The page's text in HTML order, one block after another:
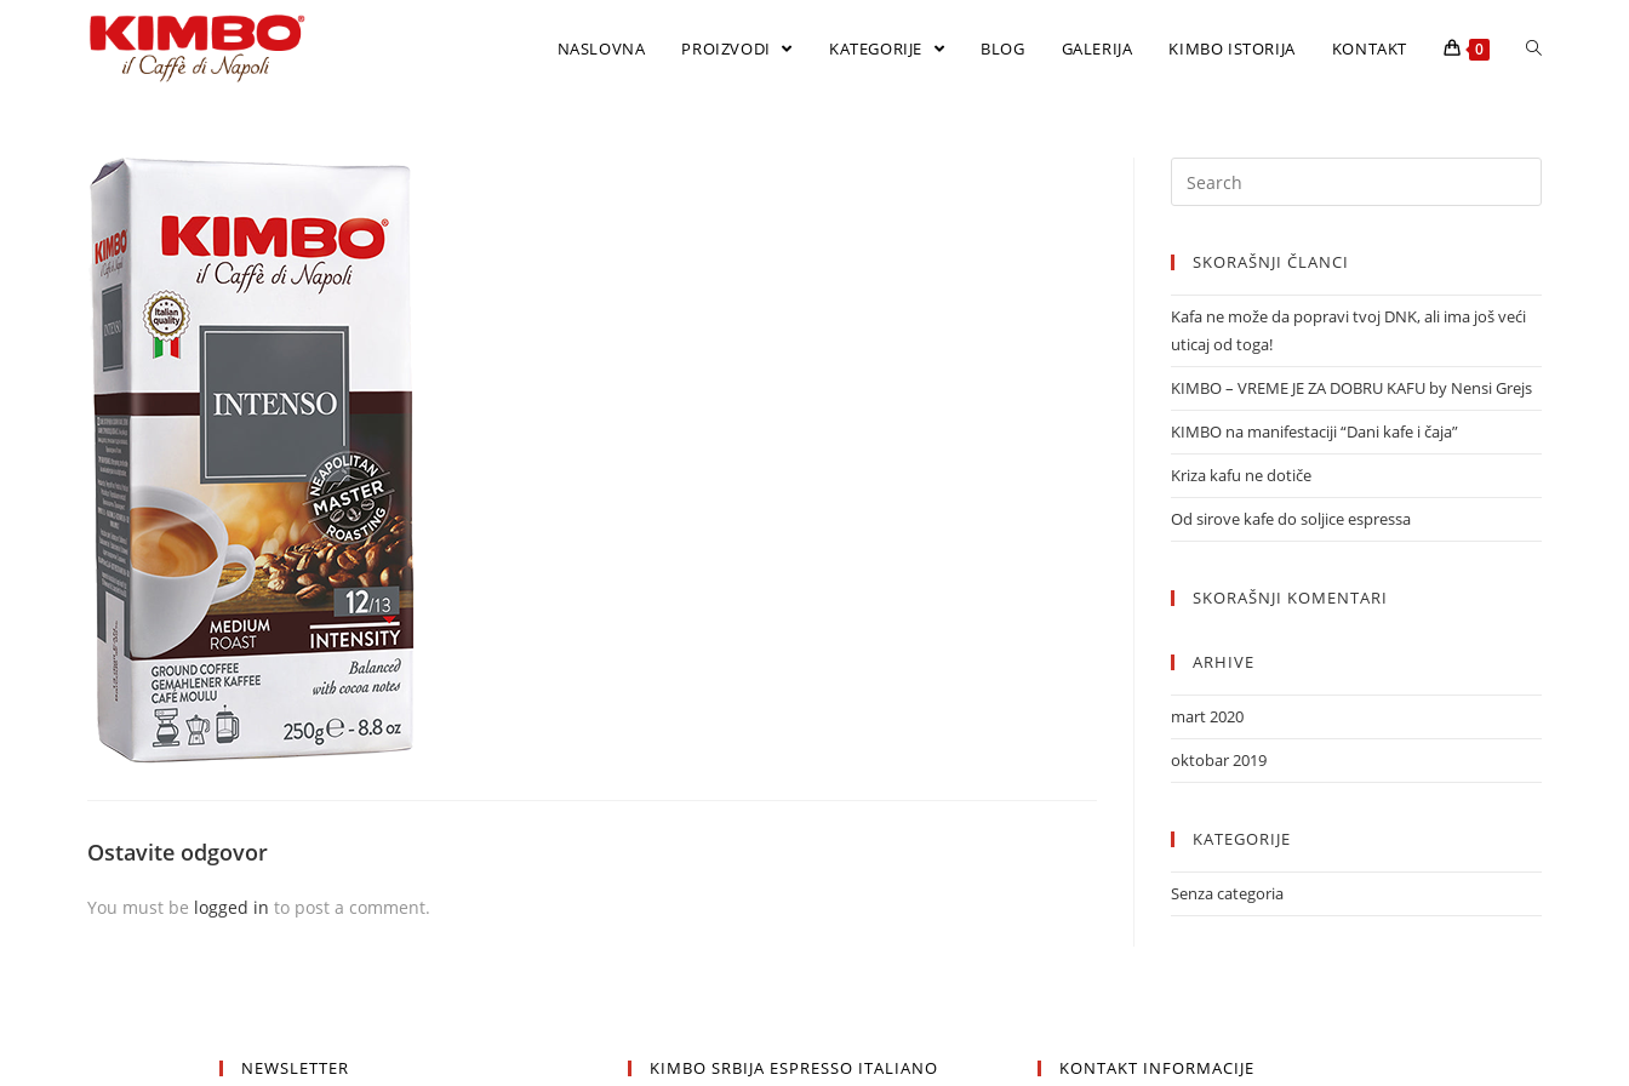
NASLOVNA PROIZVODI KATEGORIJE BLOG GALERIJA KIMBO ISTORIJA KONTAKT 0
Ostavite odgovor
You must be logged in to post a comment.
SKORAŠNJI ČLANCI
Kafa ne može da popravi tvoj DNK, ali ima još veći
uticaj od toga!
KIMBO – VREME JE ZA DOBRU KAFU by Nensi Grejs
KIMBO na manifestaciji “Dani kafe i čaja”
Kriza kafu ne dotiče
Od sirove kafe do soljice espressa
SKORAŠNJI KOMENTARI
ARHIVE
mart 2020
oktobar 2019
KATEGORIJE
Senza categoria
NEWSLETTER KIMBO SRBIJA ESPRESSO ITALIANO KONTAKT INFORMACIJE